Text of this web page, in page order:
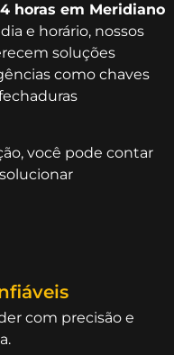
horas em Meridiano
e horário, nossos
soluções
como chaves
você pode contar
com precisão e